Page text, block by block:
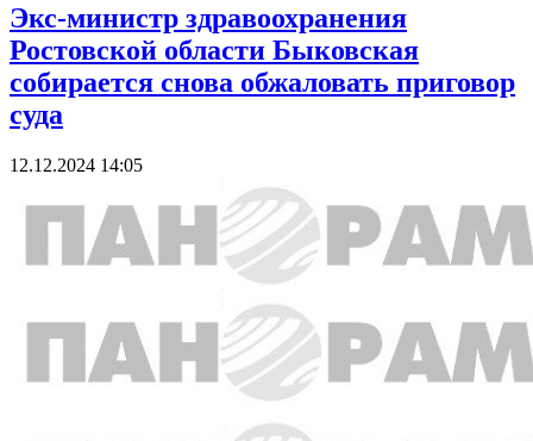
Экс-министр здравоохранения
Ростовской области Быковская
собирается снова обжаловать приговор
суда
12.12.2024 14:05